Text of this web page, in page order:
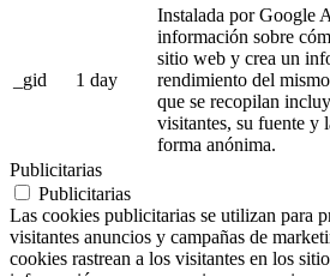
_gid 1 day
Instalada por Google
información sobre
sitio web y crea un
rendimiento del
que se recopilan
visitantes, su fuente y
forma anónima.
Publicitarias
Publicitarias
Las cookies publicitarias se utilizan para
visitantes anuncios y campañas de
cookies rastrean a los visitantes en los